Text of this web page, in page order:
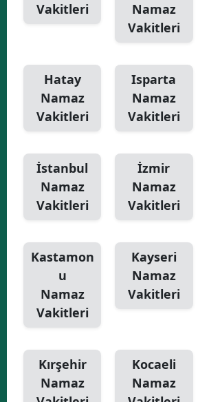
Vakitleri
Namaz
Vakitleri
Hatay
Namaz
Vakitleri
Isparta
Namaz
Vakitleri
İstanbul
Namaz
Vakitleri
İzmir
Namaz
Vakitleri
Kastamon
u
Namaz
Vakitleri
Kayseri
Namaz
Vakitleri
Kırşehir
Namaz
Kocaeli
Namaz